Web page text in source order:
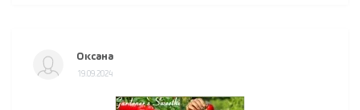
Оксана
19.09.2024